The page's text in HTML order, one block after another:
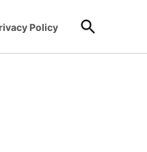
Policy
Open
Search